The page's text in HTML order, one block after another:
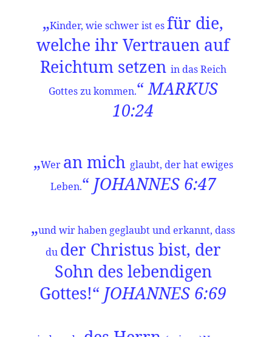
„Kinder, wie schwer ist esfür die,
welche ihr Vertrauen auf
Reichtum setzen in das Reich
Gottes zu kommen.“MARKUS
10:24
„Wer an mich glaubt, der hat ewiges
Leben.“ JOHANNES 6:47
„und wir haben geglaubt und erkannt, dass
du der Christus bist, der
Sohn des lebendigen
Gottes!“ JOHANNES 6:69